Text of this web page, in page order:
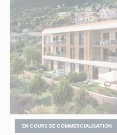
EN COURS DE COMMERCIALISATION